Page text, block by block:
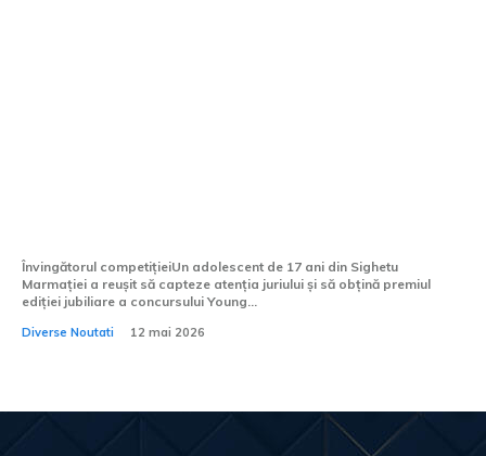
Învingătorul competițieiUn adolescent de 17 ani din Sighetu
Marmației a reușit să capteze atenția juriului și să obțină premiul
ediției jubiliare a concursului Young...
Diverse Noutati 12 mai 2026